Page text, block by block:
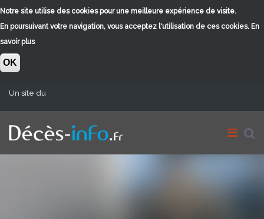
Notre site utilise des cookies pour une meilleure expérience de visite.
En poursuivant votre navigation, vous acceptez l'utilisation de ces cookies. En
savoir plus
OK
Aller au contenu principal
Un site du